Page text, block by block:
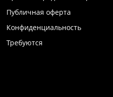
Публичная оферта
Конфиденциальность
Требуются